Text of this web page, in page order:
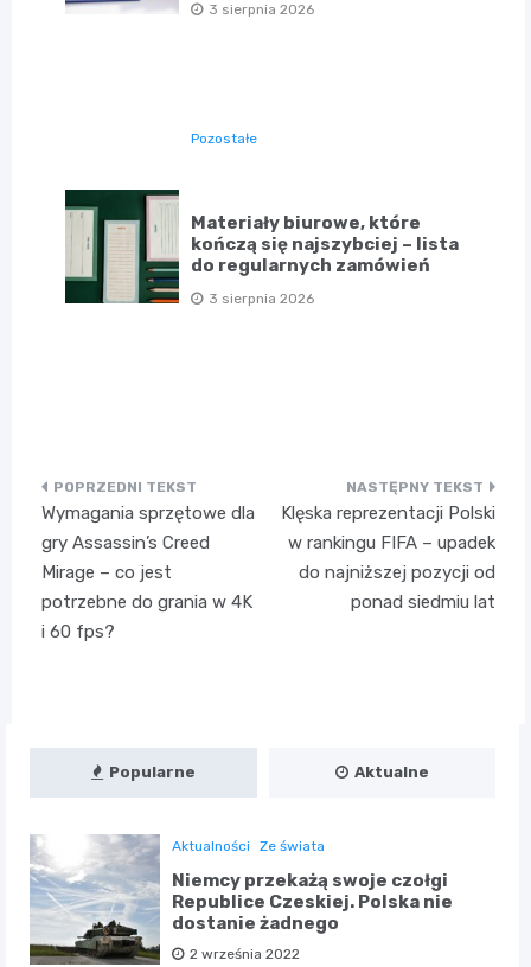
3 sierpnia 2026
Pozostałe
Materiały biurowe, które
kończą się najszybciej – lista
do regularnych zamówień
3 sierpnia 2026
Nawigacja
wpisu
Wymagania sprzętowe dla
gry Assassin’s Creed
Mirage – co jest
potrzebne do grania w 4K
i 60 fps?
Klęska reprezentacji Polski
w rankingu FIFA – upadek
do najniższej pozycji od
ponad siedmiu lat
Popularne Aktualne
Aktualności Ze świata
Niemcy przekażą swoje czołgi
Republice Czeskiej. Polska nie
dostanie żadnego
2 września 2022